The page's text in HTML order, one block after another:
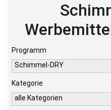
Programm
Schimmel-DRY
Kategorie
alle Kategorien